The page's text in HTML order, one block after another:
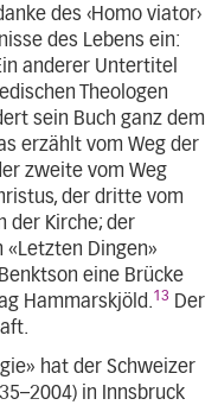
des ‹Homo viator›
des Lebens ein:
anderer Untertitel
Theologen
sein Buch ganz dem
erzählt vom Weg der
zweite vom Weg
der dritte vom
der Kirche; der
«Letzten Dingen»
eine Brücke
Hammarskjöld.13
Der
hat der Schweizer
in Innsbruck